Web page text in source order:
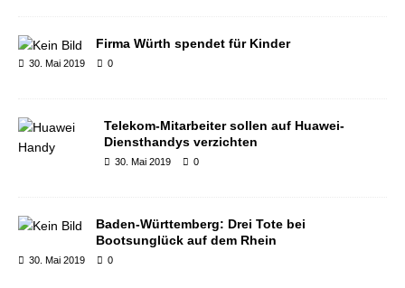
Firma Würth spendet für Kinder
30. Mai 2019 0
Telekom-Mitarbeiter sollen auf Huawei-
Diensthandys verzichten
30. Mai 2019 0
Baden-Württemberg: Drei Tote bei
Bootsunglück auf dem Rhein
30. Mai 2019 0